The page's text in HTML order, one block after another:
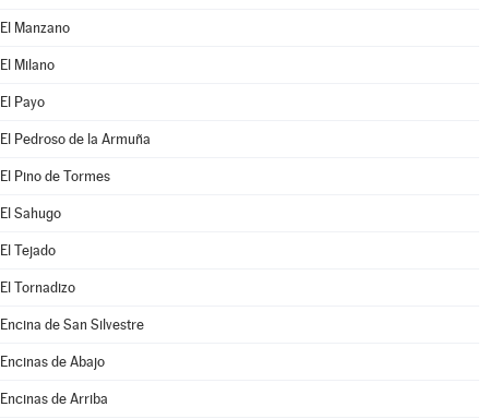
El Manzano
El Milano
El Payo
El Pedroso de la Armuña
El Pino de Tormes
El Sahugo
El Tejado
El Tornadizo
Encina de San Silvestre
Encinas de Abajo
Encinas de Arriba